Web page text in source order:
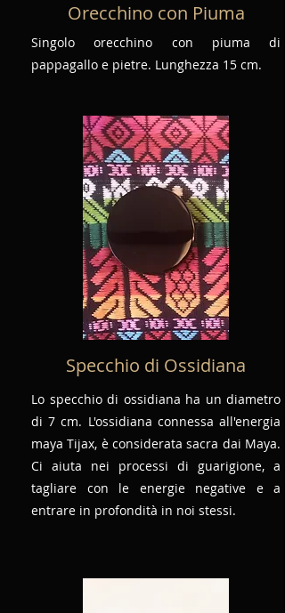
Orecchino con Piuma
Singolo orecchino con piuma di
pappagallo e pietre. Lunghezza 15 cm.
Specchio di Ossidiana
Lo specchio di ossidiana ha un diametro
di 7 cm. L'ossidiana connessa all'energia
maya Tijax, è considerata sacra dai Maya.
Ci aiuta nei processi di guarigione, a
tagliare con le energie negative e a
entrare in profondità in noi stessi.